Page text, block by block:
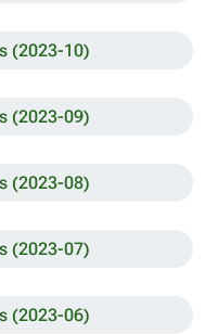
(2023-10)
(2023-09)
(2023-08)
(2023-07)
(2023-06)